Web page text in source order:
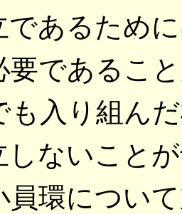
であるため
要であるこ
も入り組ん
しないこと
員環につい